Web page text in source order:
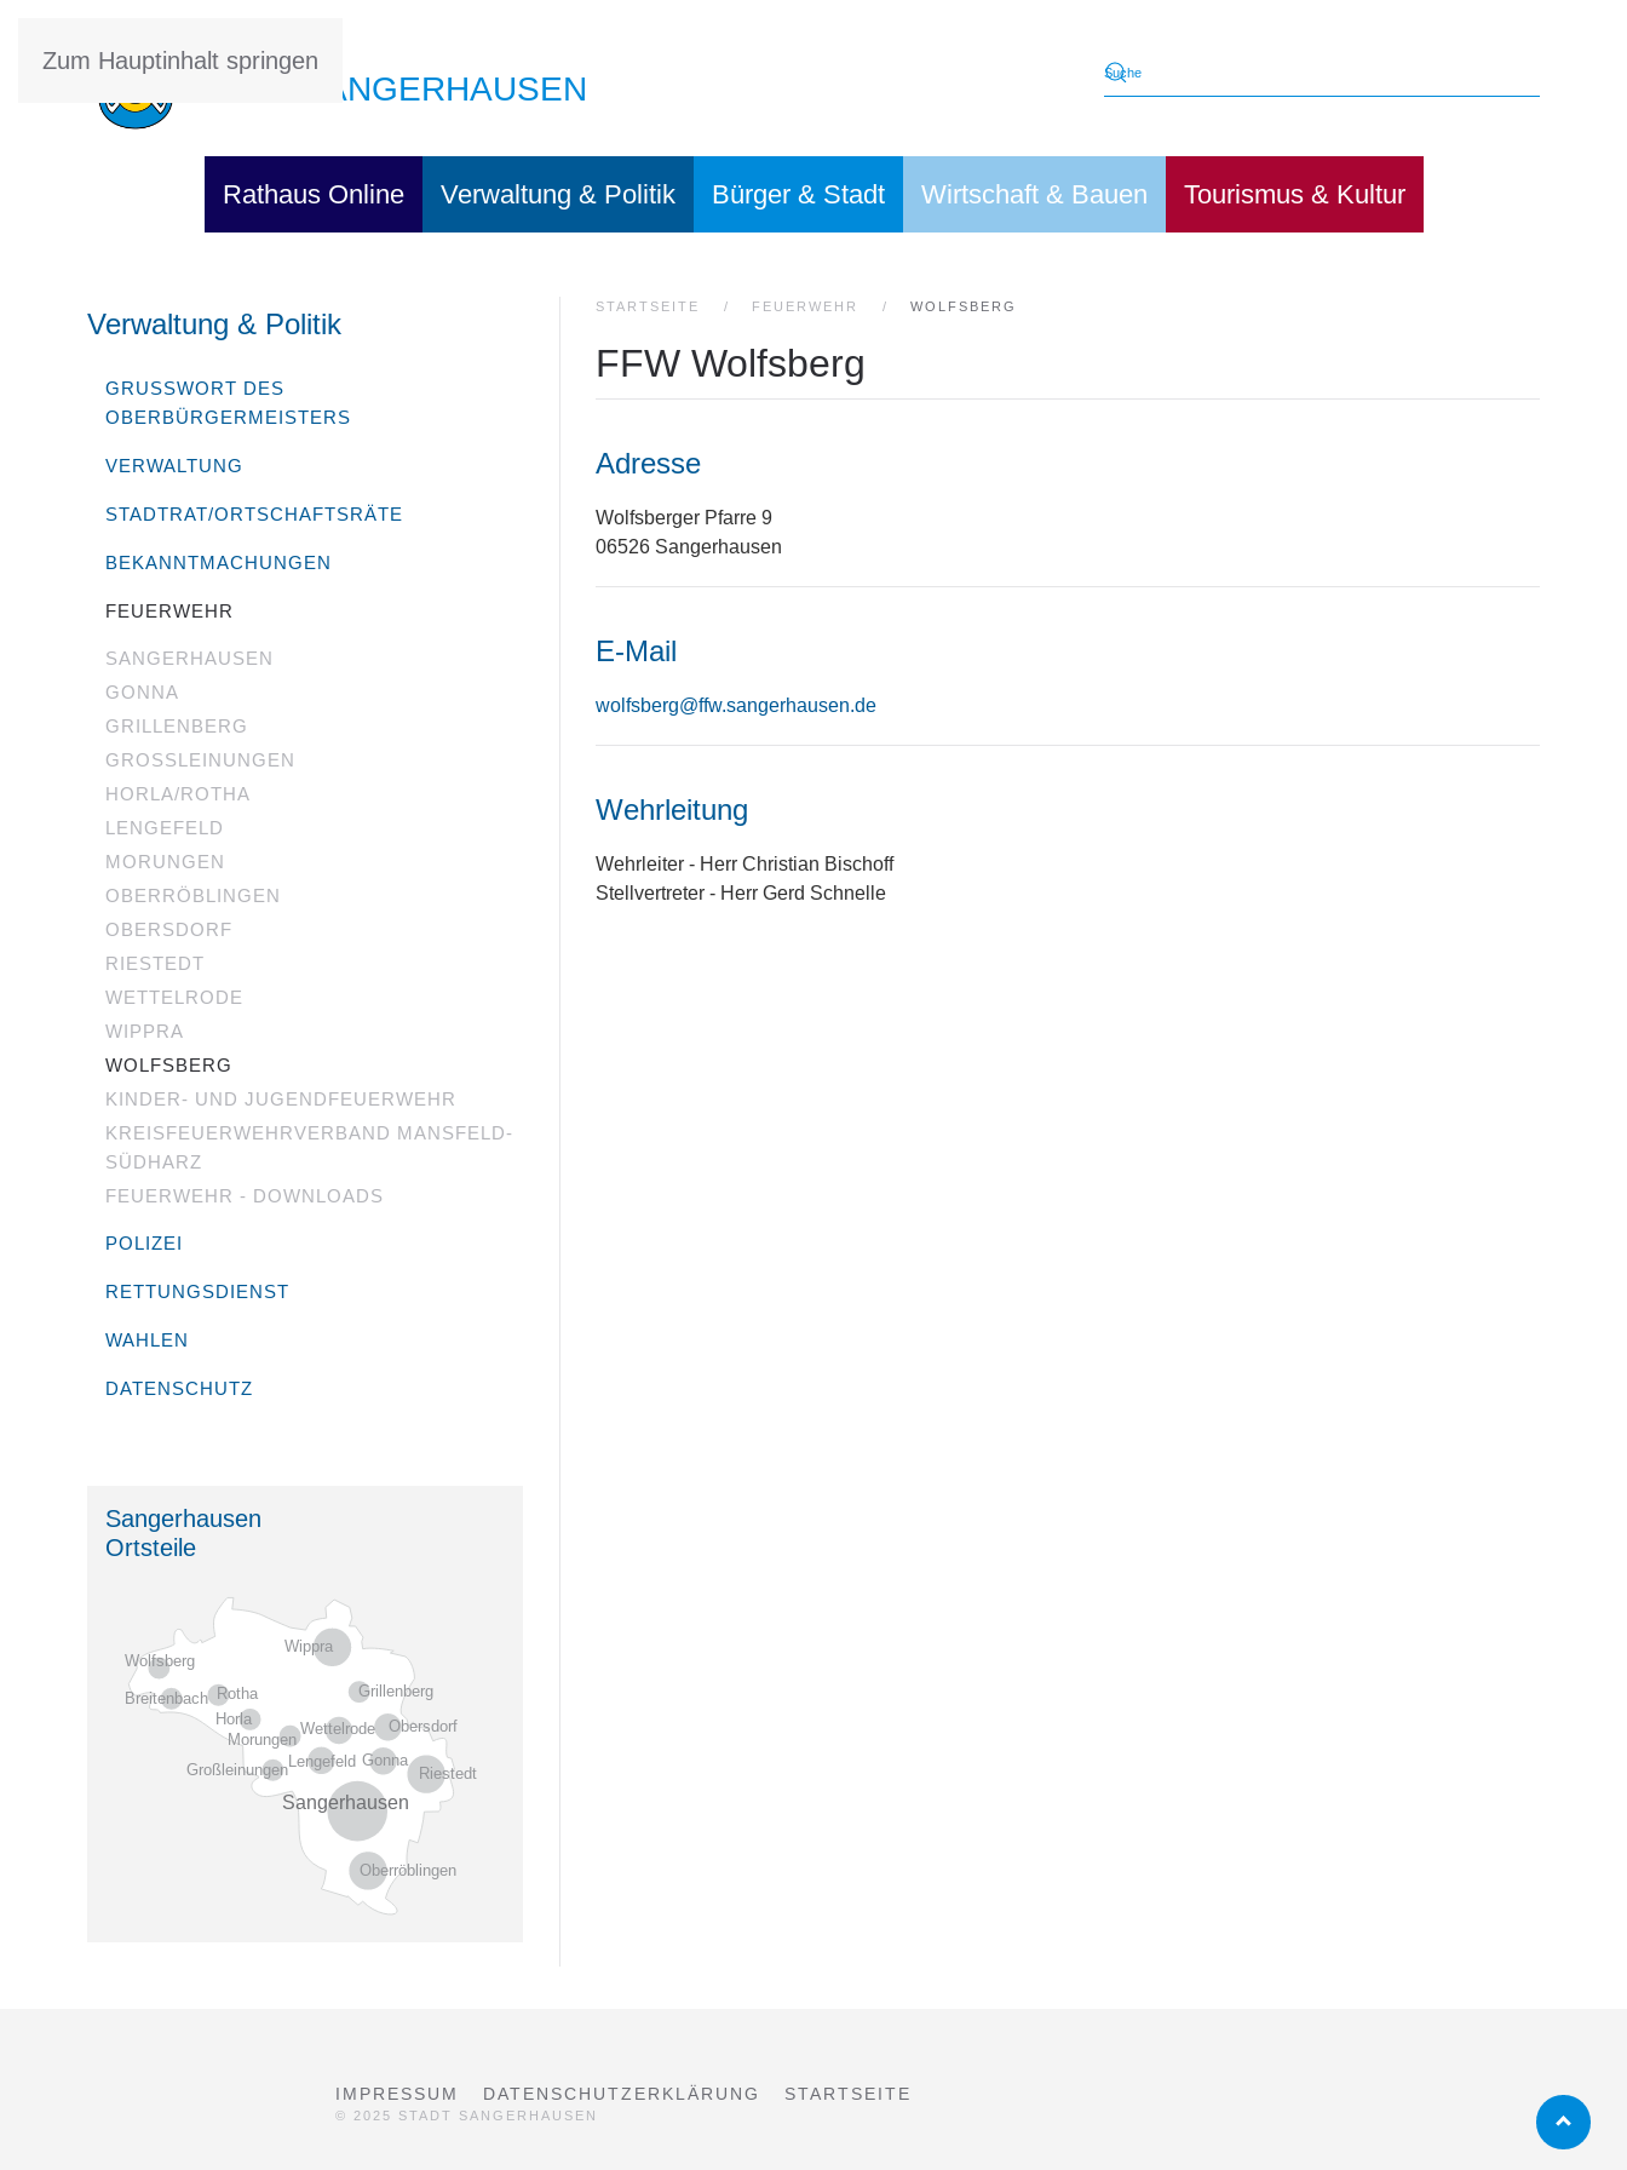
Zum Hauptinhalt springen
STADT SANGERHAUSEN
Rathaus Online Verwaltung & Politik Bürger & Stadt Wirtschaft & Bauen Tourismus & Kultur
STARTSEITE FEUERWEHR WOLFSBERG
FFW Wolfsberg
Adresse
Wolfsberger Pfarre 9
06526 Sangerhausen
E-Mail
wolfsberg@ffw.sangerhausen.de
Wehrleitung
Wehrleiter - Herr Christian Bischoff
Stellvertreter - Herr Gerd Schnelle
Verwaltung & Politik
GRUSSWORT DES O
BERBÜRGERMEISTERS
VERWALTUNG
STADTRAT/ORTSCHAFTSRÄTE
BEKANNTMACHUNGEN
FEUERWEHR
SANGERHAUSEN
GONNA
GRILLENBERG
GROSSLEINUNGEN
HORLA/ROTHA
LENGEFELD
MORUNGEN
OBERRÖBLINGEN
OBERSDORF
RIESTEDT
WETTELRODE
WIPPRA
WOLFSBERG
KINDER- UND JUGENDFEUERWEHR
KREISFEUERWEHRVERBAND MANSFELD-
SÜDHARZ
FEUERWEHR - DOWNLOADS
POLIZEI
RETTUNGSDIENST
WAHLEN
DATENSCHUTZ
Sangerhausen
Ortsteile
Riestedt
Gonna
Obersdorf
Grillenberg
Wippra
Wolfsberg
Rotha
Breitenbach
Horla
Morungen
Wettelrode
Lengefeld
Großleinungen
Sangerhausen
Oberröblingen
IMPRESSUM DATENSCHUTZERKLÄRUNG STARTSEITE
© 2025 STADT SANGERHAUSEN